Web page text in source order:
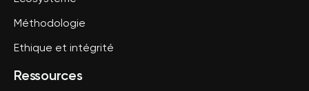
Méthodologie
Ethique et intégrité
Ressources